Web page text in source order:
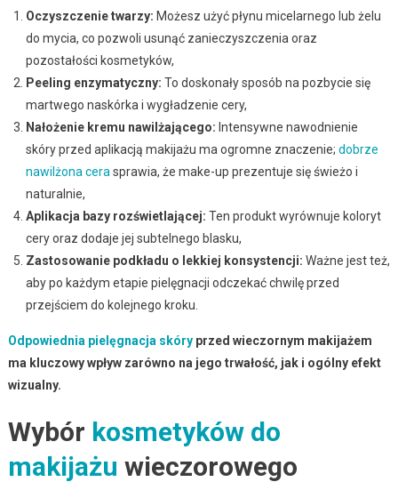
Oczyszczenie twarzy: Możesz użyć płynu micelarnego lub żelu
do mycia, co pozwoli usunąć zanieczyszczenia oraz
pozostałości kosmetyków,
Peeling enzymatyczny: To doskonały sposób na pozbycie się
martwego naskórka i wygładzenie cery,
Nałożenie kremu nawilżającego: Intensywne nawodnienie
skóry przed aplikacją makijażu ma ogromne znaczenie; dobrze
nawilżona cera sprawia, że make-up prezentuje się świeżo i
naturalnie,
Aplikacja bazy rozświetlającej: Ten produkt wyrównuje koloryt
cery oraz dodaje jej subtelnego blasku,
Zastosowanie podkładu o lekkiej konsystencji: Ważne jest też,
aby po każdym etapie pielęgnacji odczekać chwilę przed
przejściem do kolejnego kroku.
Odpowiednia pielęgnacja skóryprzed wieczornym makijażem
ma kluczowy wpływ zarówno na jego trwałość, jak i ogólny efekt
wizualny.
Wybór kosmetyków do
makijażu wieczorowego